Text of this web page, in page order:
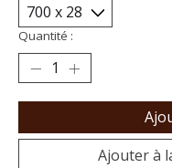
Quantité :
Ajouter à